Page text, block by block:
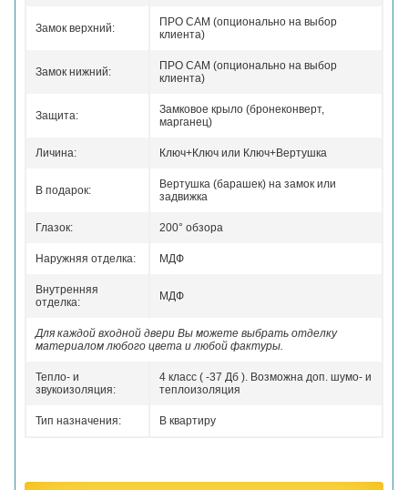
Замок верхний:
ПРО САМ (опционально на выбор
клиента)
Замок нижний:
ПРО САМ (опционально на выбор
клиента)
Защита:
Замковое крыло (бронеконверт,
марганец)
Личина: Ключ+Ключ или Ключ+Вертушка
В подарок:
Вертушка (барашек) на замок или
задвижка
Глазок: 200° обзора
Наружняя отделка: МДФ
Внутренняя
отделка:
МДФ
Для каждой входной двери Вы можете выбрать отделку
материалом любого цвета и любой фактуры.
Тепло- и
звукоизоляция:
4 класс ( -37 Дб ). Возможна доп. шумо- и
теплоизоляция
Тип назначения: В квартиру